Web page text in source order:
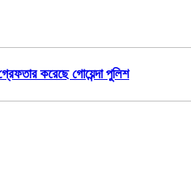
করেছে গোয়েন্দা পুলিশ